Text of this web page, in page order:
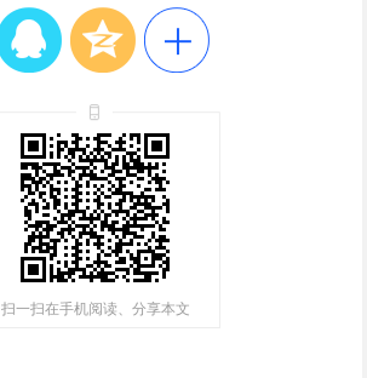
扫一扫在手机阅读、分享本文